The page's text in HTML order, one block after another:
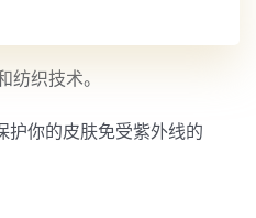
纺织技术。
护你的皮肤免受紫外线的